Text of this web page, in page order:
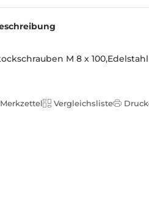
M 8 x
Merkzettel Vergleichsliste